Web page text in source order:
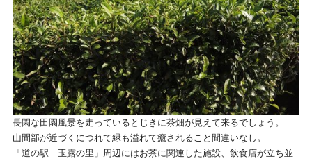
長閑な田園風景を走っているとじきに茶畑が見えて来るでしょう。
山間部が近づくにつれて緑も溢れて癒されること間違いなし。
「道の駅 玉露の里」周辺にはお茶に関連した施設、飲食店が立ち並